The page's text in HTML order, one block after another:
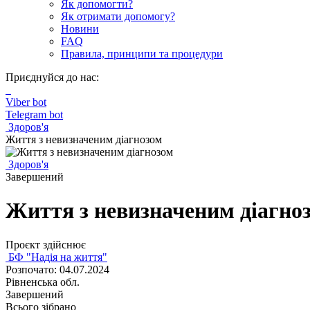
Як допомогти?
Як отримати допомогу?
Новини
FAQ
Правила, принципи та процедури
Приєднуйся до нас:
Viber bot
Telegram bot
Здоров'я
Життя з невизначеним діагнозом
Здоров'я
Завершений
Життя з невизначеним
Проєкт здійснює
БФ "Надія на життя"
Розпочато: 04.07.2024
Рівненська обл.
Завершений
Всього зібрано